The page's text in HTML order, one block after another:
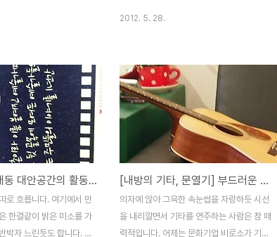
. 그런데 신도림과 영등포
지 ‘섬’같은 곳입니다. 그
쯤 되는 것 같은 그런 주
감과 호젓함이 있습니다.
목이 주는 거칠고 시끄럽
의 울타리 안에 머리를 열
아볼 수 있는 다양한 예
는 묘한 조화가 있거니와
민을 엮어보려는 대안공
같은 다양한 활..
으면 좋겠다는 평소의 생각에 딱 들어맞는 제
목이 아닌가 합니다. 비록 아직은 처음 문을
열고 아쉬운 부분들을 고쳐나가는 것도 벅차
지만, 앞으로 나아갈 방향에 대한 고민과 지
금 문화에술의 다양한 영역에서 어떤 활동들
이 일어나고 있는지를 알아볼 수 있는 좋은
기회가 아니었나 합니다. 연휴를 앞둔 금요일
(5월 25일) 낮 3시부터 진행된 포럼이었지
만, 많은 사람들이 객석을 메우고 문화예술교
육에 관한 다양한 생각과..
2012. 5. 28.
5월 최신, 문래동 대안공간의 활동들을 소개합니다.
로 흐릅니다. 여기에서 만
한결같이 밝은 미소를 가
박자 느린듯도 합니다. 실
[내방의 기타, 문열기] 부드러운 열정이 가득해!
의자에 앉아 그윽한 속눈썹을 자랑하듯 시선
을 내리깔면서 기타를 연주하는 사람은 참 매
력적입니다. 어제는 문화기업 비로소가 기획